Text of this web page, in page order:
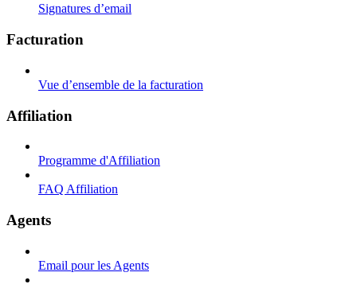
Signatures d’email
Facturation
Vue d’ensemble de la facturation
Affiliation
Programme d'Affiliation
FAQ Affiliation
Agents
Email pour les Agents